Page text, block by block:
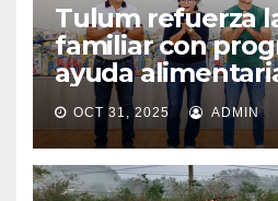
Tulum refuerza
familiar con
ayuda
OCT 31, 2025 ADMIN